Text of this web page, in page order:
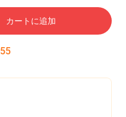
カートに追加
54